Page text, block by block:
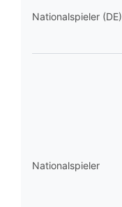
Nationalspieler (DE)
Nationalspieler